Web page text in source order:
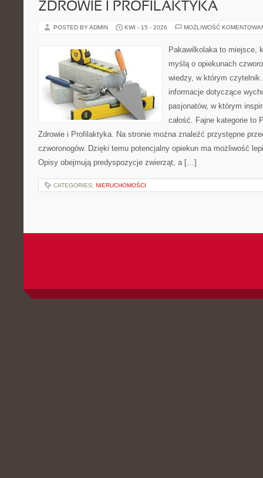
ZDROWIE I PROFILAKTYKA
POSTED BY ADMIN KWI - 15 - 2026 MOŻLIWOŚĆ
Pakawilkolaka to miejsce,
myślą o opiekunach
wiedzy, w którym czytelnik
informacje dotyczące
pasjonatów, w którym
całość. Fajne kategorie to
Zdrowie i Profilaktyka. Na stronie można znaleźć przystępne
czworonogów. Dzięki temu potencjalny opiekun ma możliwość
Opisy obejmują predyspozycje zwierząt, a […]
CATEGORIES: NIERUCHOMOŚCI